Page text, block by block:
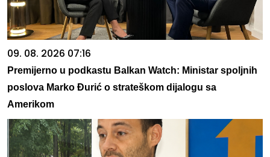
09. 08. 2026 07:16
Premijerno u podkastu Balkan Watch: Ministar spoljnih
poslova Marko Đurić o strateškom dijalogu sa
Amerikom